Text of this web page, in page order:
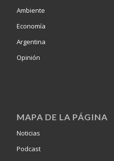
Ambiente
Economía
Argentina
Opinión
MAPA DE LA PÁGINA
Noticias
Podcast